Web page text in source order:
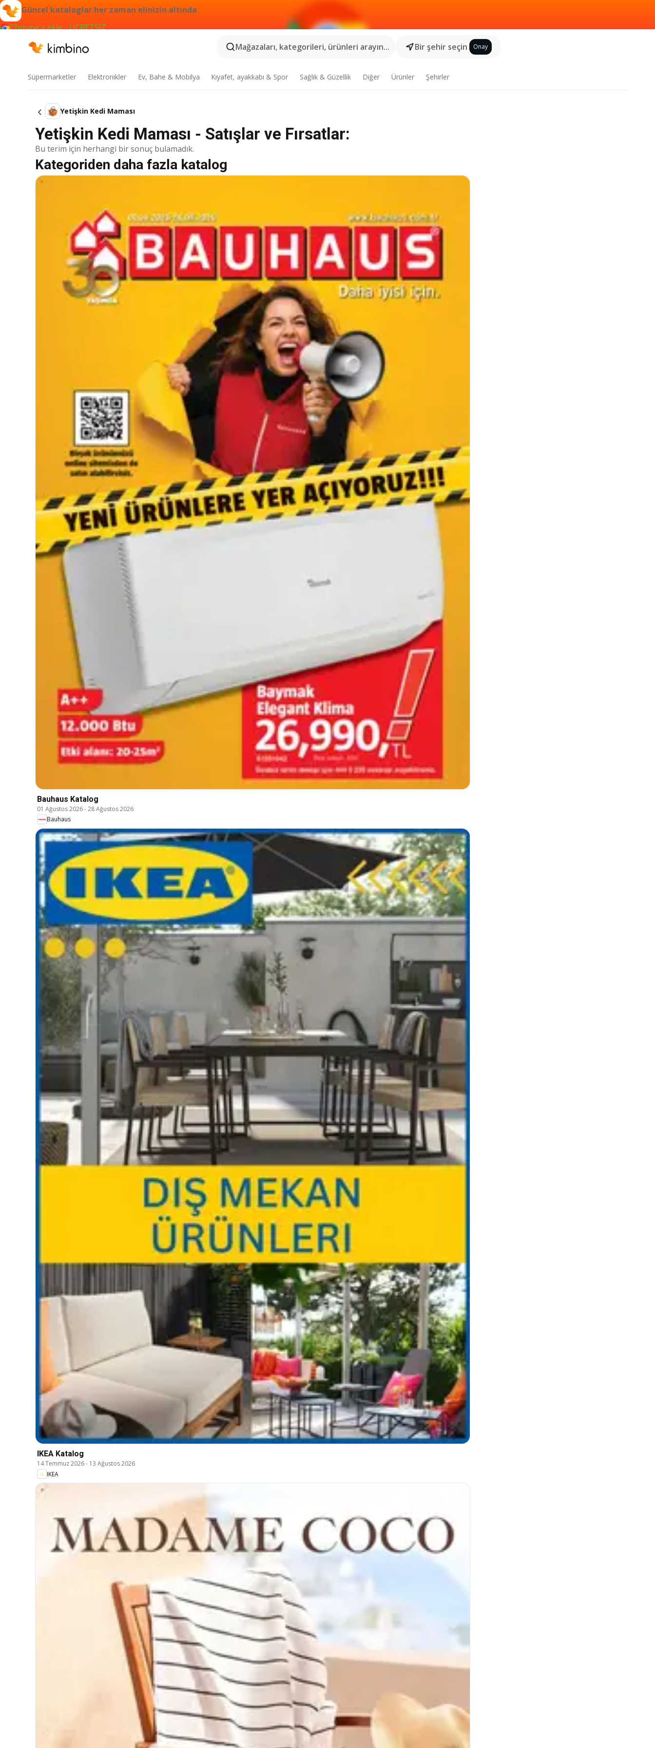
Güncel kataloglar her zaman elinizin altında
Chrome'a ekle - ÜCRETSİZ
Mağazaları, kategorileri, ürünleri arayın...
Bir şehir seçin Onay
Süpermarketler Elektronikler Ev, Bahe & Mobilya Kıyafet, ayakkabı & Spor Sağlık & Güzellik Diğer Ürünler Şehirler
Yetişkin Kedi Maması
Yetişkin Kedi Maması - Satışlar ve Fırsatlar:
Bu terim için herhangi bir sonuç bulamadık.
Kategoriden daha fazla katalog
Bauhaus Katalog
01 Ağustos 2026-28 Ağustos 2026
Bauhaus
IKEA Katalog
14 Temmuz 2026- 13 Ağustos 2026
IKEA